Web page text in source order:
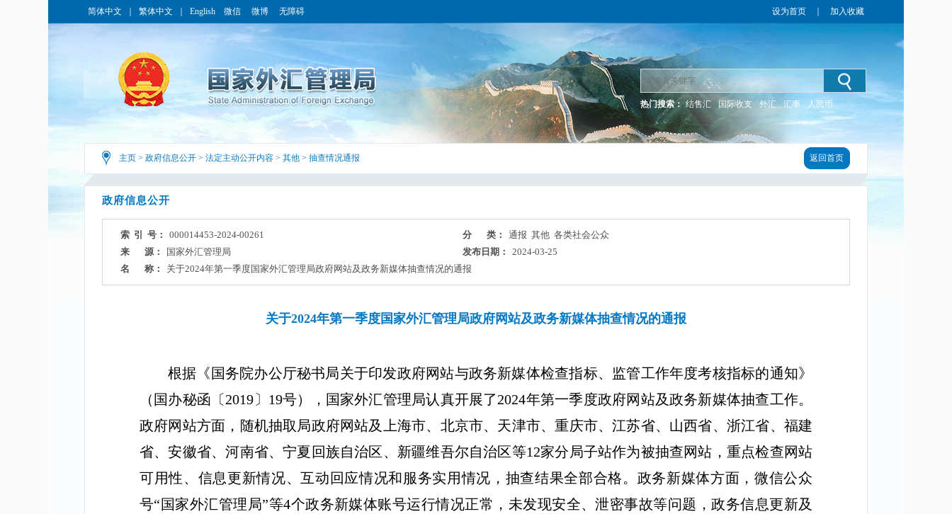
简体中文 繁体中文 English 微信 微博 无障碍 设为首页 加入收藏
热门搜索： 结售汇 国际收支 外汇 汇率 人民币
主页 > 政府信息公开 > 法定主动公开内容 > 其他 > 抽查情况通报 返回首页
政府信息公开
索 引 号： 000014453-2024-00261 分 类：
通报 其他 各类社会公众
来 源：
国家外汇管理局 发布日期：
2024-03-25
名 称：
关于2024年第一季度国家外汇管理局政府网站及政务新媒体抽查情况的通报
关于2024年第一季度国家外汇管理局政府网站及政务新媒体抽查情况的通报
根据《国务院办公厅秘书局关于印发政府网站与政务新媒体检查指标、监管工作年度考核指标的通知》
（国办秘函〔2019〕 19号），国家外汇管理局认真开展了2024年第一季度政府网站及政务新媒体抽查工作。
政府网站方面， 随机抽取局政府网站及上海市、北京市、天津市、重庆市、江苏省、山西省、浙江省、福建
省、安徽省、河南省、宁夏回族自治区、新疆维吾尔自治区等12家分局子站作为被抽查网站，重点检查网站
可用性、信息更新情况、互动回应情况和服务实用情况，抽查结果全部合格。 政务新媒体方面，微信公众
号“ 国家外汇管理局”等4个政务新媒体账号运行情况正常，未发现安全、泄密事故等问题，政务信息更新及